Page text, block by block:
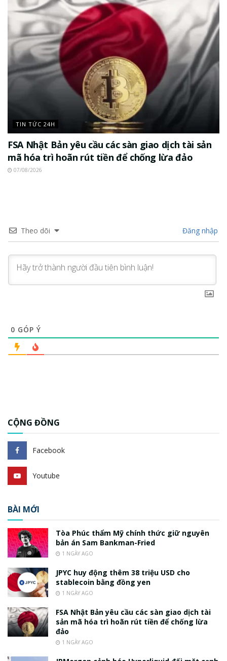
TIN TỨC 24H
FSA Nhật Bản yêu cầu các sàn giao dịch tài sản
mã hóa trì hoãn rút tiền để chống lừa đảo
07/08/2026
Theo dõi Đăng nhập
0 GÓP Ý
CỘNG ĐỒNG
Facebook
Youtube
BÀI MỚI
Tòa Phúc thẩm Mỹ chính thức giữ nguyên
bản án Sam Bankman-Fried
1 NGÀY AGO
JPYC huy động thêm 38 triệu USD cho
stablecoin bằng đồng yen
1 NGÀY AGO
FSA Nhật Bản yêu cầu các sàn giao dịch tài
sản mã hóa trì hoãn rút tiền để chống lừa
đảo
1 NGÀY AGO